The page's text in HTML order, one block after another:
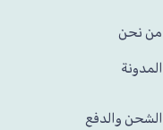
من نحن
المدونة
الشحن والدفع